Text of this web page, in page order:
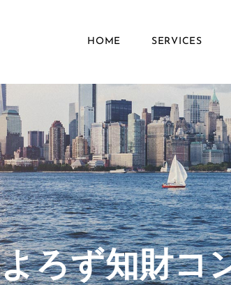
HOME SERVICES
よろず知財コ